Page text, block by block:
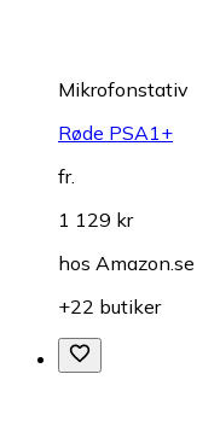
Mikrofonstativ
Røde PSA1+
fr.
1 129 kr
hos Amazon.se
+22 butiker